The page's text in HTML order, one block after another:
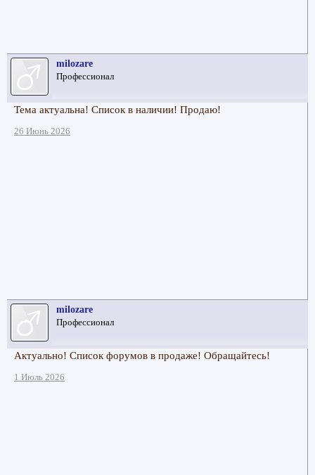
milozare
Профессионал
Тема актуальна! Список в наличии! Продаю!
26 Июнь 2026
milozare
Профессионал
Актуально! Список форумов в продаже! Обращайтесь!
1 Июль 2026